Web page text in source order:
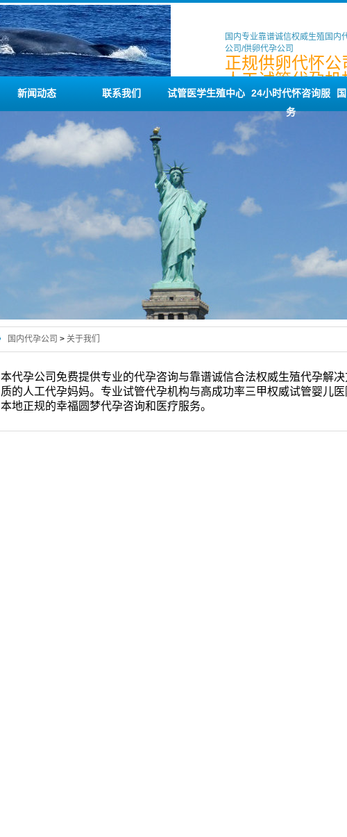
国内专业靠谱诚信权威生殖国内
公司/供卵代孕公司
正规供卵代怀公
人工试管代孕机
借卵代孕公司
新闻动态 联系我们 试管医学生殖中心 24小时代怀咨询服
务
国内代孕公司 > 关于我们
本代孕公司免费提供专业的代孕咨询与靠谱诚信合法权威生殖代孕解
质的人工代孕妈妈。专业试管代孕机构与高成功率三甲权威试管婴儿
本地正规的幸福圆梦代孕咨询和医疗服务。